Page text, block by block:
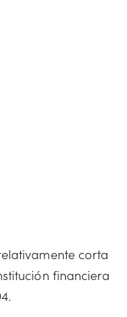
corta
financiera